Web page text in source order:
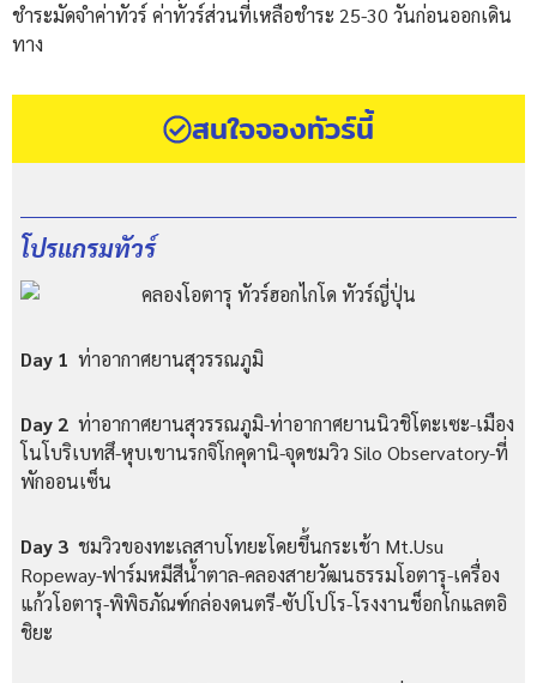
ชำระมัดจำค่าทัวร์ ค่าทัวร์ส่วนที่เหลือชำระ 25-30 วันก่อนออกเดิน
ทาง
สนใจจองทัวร์นี้
โปรแกรมทัวร์
Day 1 ท่าอากาศยานสุวรรณภูมิ
Day 2 ท่าอากาศยานสุวรรณภูมิ-ท่าอากาศยานนิวชิโตะเซะ-เมือง
โนโบริเบทสึ-หุบเขานรกจิโกคุดานิ-จุดชมวิว Silo Observatory-ที่
พักออนเซ็น
Day 3 ชมวิวของทะเลสาบโทยะโดยขึ้นกระเช้า Mt.Usu
Ropeway-ฟาร์มหมีสีน้ำตาล-คลองสายวัฒนธรรมโอตารุ-เครื่อง
แก้วโอตารุ-พิพิธภัณฑ์กล่องดนตรี-ซัปโปโร-โรงงานช็อกโกแลตอิ
ชิยะ